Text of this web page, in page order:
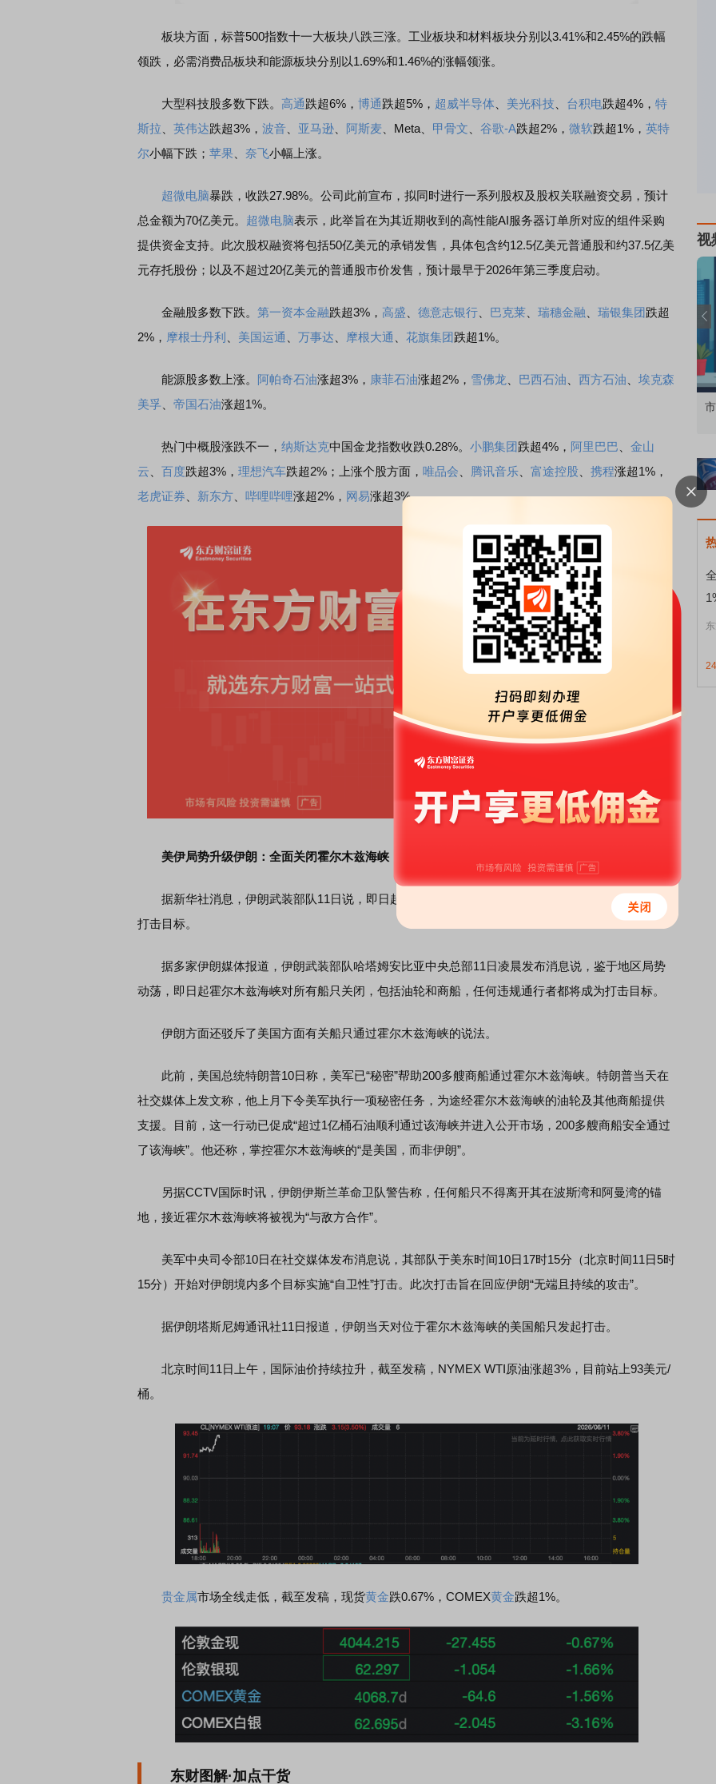
板块方面，标普500指数十一大板块八跌三涨。工业板块和材料板块分别以3.41%和2.45%的跌幅
领跌，必需消费品板块和能源板块分别以1.69%和1.46%的涨幅领涨。
大型科技股多数下跌。 高通跌超6%， 博通跌超5%， 超威半导体 美光科技 台积电跌超4%， 特
斯拉
英伟达跌超3%， 波音 亚马逊 阿斯麦 、Meta、 甲骨文 谷歌-A跌超2%， 微软跌超1%， 英特
尔小幅下跌； 苹果 奈飞小幅上涨。
超微电脑暴跌，收跌27.98%。公司此前宣布，拟同时进行一系列股权及股权关联融资交易，预计
总金额为70亿美元。 超微电脑表示，此举旨在为其近期收到的高性能AI服务器订单所对应的组件采购
提供资金支持。此次股权融资将包括50亿美元的承销发售，具体包含约12.5亿美元普通股和约37.5亿美
元存托股份；以及不超过20亿美元的普通股市价发售，预计最早于2026年第三季度启动。
金融股多数下跌。 第一资本金融跌超3%， 高盛 德意志银行 巴克莱 瑞穗金融 瑞银集团跌超
2%， 摩根士丹利 美国运通 万事达 摩根大通 花旗集团跌超1%。
能源股多数上涨。 阿帕奇石油涨超3%， 康菲石油涨超2%， 雪佛龙 巴西石油 西方石油
埃克森
美孚
帝国石油涨超1%。
热门中概股涨跌不一， 纳斯达克中国金龙指数收跌0.28%。 小鹏集团跌超4%， 阿里巴巴
金山
云
百度跌超3%， 理想汽车跌超2%；上涨个股方面， 唯品会 腾讯音乐 富途控股 携程涨超1%，
老虎证券
新东方 哔哩哔哩涨超2%， 网易涨超3%。
美伊局势升级伊朗：全面关闭霍尔木兹海峡
据新华社消息，伊朗武装部队11日说，即日起霍尔木兹海峡对所有船只关闭，违规通行者将成为
打击目标。
据多家伊朗媒体报道，伊朗武装部队哈塔姆安比亚中央总部11日凌晨发布消息说，鉴于地区局势
动荡，即日起霍尔木兹海峡对所有船只关闭，包括油轮和商船，任何违规通行者都将成为打击目标。
伊朗方面还驳斥了美国方面有关船只通过霍尔木兹海峡的说法。
此前，美国总统特朗普10日称，美军已“秘密”帮助200多艘商船通过霍尔木兹海峡。特朗普当天在
社交媒体上发文称，他上月下令美军执行一项秘密任务，为途经霍尔木兹海峡的油轮及其他商船提供
支援。目前，这一行动已促成“超过1亿桶石油顺利通过该海峡并进入公开市场，200多艘商船安全通过
了该海峡”。他还称，掌控霍尔木兹海峡的“是美国，而非伊朗”。
另据CCTV国际时讯，伊朗伊斯兰革命卫队警告称，任何船只不得离开其在波斯湾和阿曼湾的锚
地，接近霍尔木兹海峡将被视为“与敌方合作”。
美军中央司令部10日在社交媒体发布消息说，其部队于美东时间10日17时15分（北京时间11日5时
15分）开始对伊朗境内多个目标实施“自卫性”打击。此次打击旨在回应伊朗“无端且持续的攻击”。
据伊朗塔斯尼姆通讯社11日报道，伊朗当天对位于霍尔木兹海峡的美国船只发起打击。
北京时间11日上午，国际油价持续拉升，截至发稿，NYMEX WTI原油涨超3%，目前站上93美元/
桶。
贵金属市场全线走低，截至发稿，现货黄金跌0.67%，COMEX黄金跌超1%。
东财图解·加点干货
视
知识通识：从基础认知到特色品种 了解北交所知识 做理性投资者